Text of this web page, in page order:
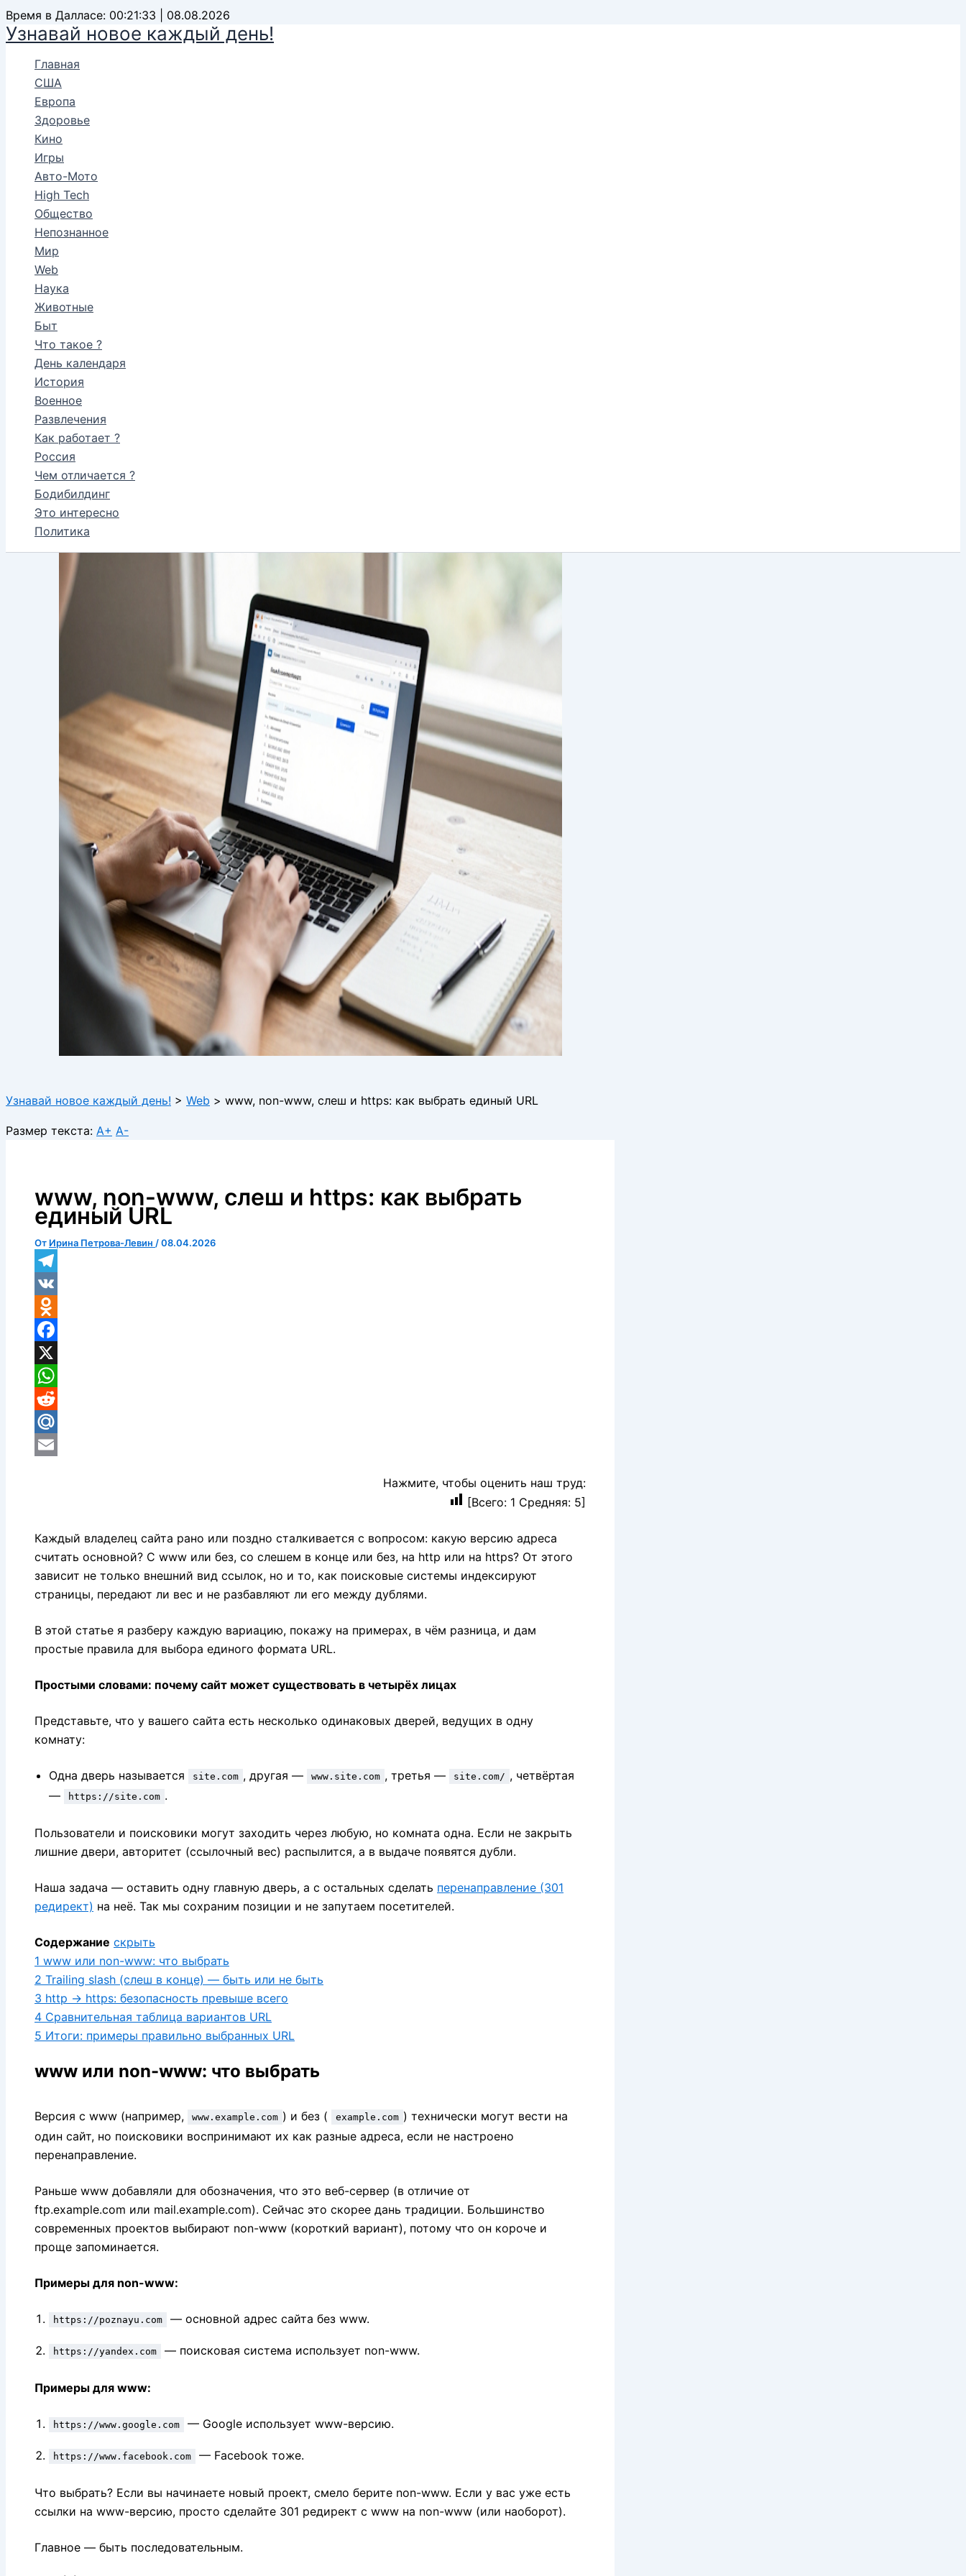
Время в Далласе: 00:21:35 | 08.08.2026
к
Узнавай новое каждый день!
Главная
США
Европа
Здоровье
Кино
Игры
Авто-Мото
High Tech
Общество
Непознанное
Мир
Web
Наука
Животные
Быт
Что такое ?
День календаря
История
Военное
Развлечения
Как работает ?
Россия
Чем отличается ?
Бодибилдинг
Это интересно
Политика
Узнавай новое каждый день! > Web > www, non-www, слеш и https: как выбрать единый URL
Размер текста: A+ A-
www, non-www, слеш и https: как выбрать
единый URL
От Ирина Петрова-Левин /08.04.2026
Telegram
VK
Odnoklassniki
Facebook
X
WhatsApp
Reddit
Mail.Ru
Нажмите, чтобы оценить наш труд:
[Всего: 1 Средняя: 5]
Каждый владелец сайта рано или поздно сталкивается с вопросом: какую версию адреса
считать основной? С www или без, со слешем в конце или без, на http или на https? От этого
зависит не только внешний вид ссылок, но и то, как поисковые системы индексируют
страницы, передают ли вес и не разбавляют ли его между дублями.
В этой статье я разберу каждую вариацию, покажу на примерах, в чём разница, и дам
простые правила для выбора единого формата URL.
Простыми словами: почему сайт может существовать в четырёх лицах
Представьте, что у вашего сайта есть несколько одинаковых дверей, ведущих в одну
комнату:
Одна дверь называется site.com , другая — www.site.com , третья — site.com/ , четвёртая
—
https://site.com .
Пользователи и поисковики могут заходить через любую, но комната одна. Если не закрыть
лишние двери, авторитет (ссылочный вес) распылится, а в выдаче появятся дубли.
Наша задача — оставить одну главную дверь, а с остальных сделать перенаправление (301
редирект) на неё. Так мы сохраним позиции и не запутаем посетителей.
Содержание скрыть
1 www или non-www: что выбрать
2 Trailing slash (слеш в конце) — быть или не быть
3 http → https: безопасность превыше всего
4 Сравнительная таблица вариантов URL
5 Итоги: примеры правильно выбранных URL
www или non-www: что выбрать
Версия с www (например, www.example.com ) и без ( example.com ) технически могут вести на
один сайт, но поисковики воспринимают их как разные адреса, если не настроено
перенаправление.
Раньше www добавляли для обозначения, что это веб-сервер (в отличие от
ftp.example.com или mail.example.com). Сейчас это скорее дань традиции. Большинство
современных проектов выбирают non-www (короткий вариант), потому что он короче и
проще запоминается.
Примеры для non-www:
https://poznayu.com — основной адрес сайта без www.
https://yandex.com — поисковая система использует non-www.
Примеры для www:
https://www.google.com — Google использует www-версию.
https://www.facebook.com — Facebook тоже.
Что выбрать? Если вы начинаете новый проект, смело берите non-www. Если у вас уже есть
ссылки на www-версию, просто сделайте 301 редирект с www на non-www (или наоборот).
Главное — быть последовательным.